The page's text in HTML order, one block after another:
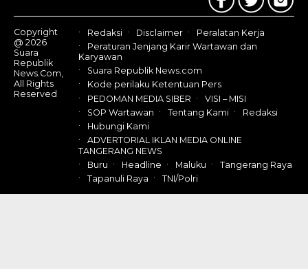
Copyright
@ 2026
Suara
Republik
News.Com,
All Rights
Reserved
Redaksi Disclaimer
Peralatan Kerja
Peraturan Jenjang Karir Wartawan dan
Karyawan
Suara Republik News.com
Kode perilaku Ketentuan Pers
PEDOMAN MEDIA SIBER
VISI – MISI
SOP Wartawan
Tentang Kami
Redaksi
Hubungi Kami
ADVERTORIAL IKLAN MEDIA ONLINE
TANGERANG NEWS
Buru
Headline Maluku
Tangerang Raya
Tapanuli Raya
TNI/Polri